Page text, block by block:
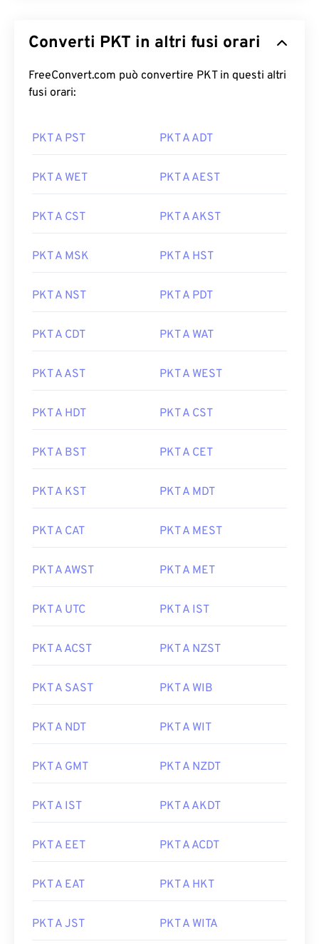
Converti PKT in altri fusi orari
FreeConvert.com può convertire PKT in questi altri
fusi orari:
PKT A PST PKT A ADT
PKT A WET PKT A AEST
PKT A CST PKT A AKST
PKT A MSK PKT A HST
PKT A NST PKT A PDT
PKT A CDT PKT A WAT
PKT A AST PKT A WEST
PKT A HDT PKT A CST
PKT A BST PKT A CET
PKT A KST PKT A MDT
PKT A CAT PKT A MEST
PKT A AWST PKT A MET
PKT A UTC PKT A IST
PKT A ACST PKT A NZST
PKT A SAST PKT A WIB
PKT A NDT PKT A WIT
PKT A GMT PKT A NZDT
PKT A IST PKT A AKDT
PKT A EET PKT A ACDT
PKT A EAT PKT A HKT
PKT A JST PKT A WITA